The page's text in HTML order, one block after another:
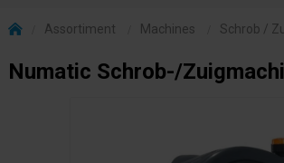
Assortiment Machines Schrob /
Numatic Schrob-/